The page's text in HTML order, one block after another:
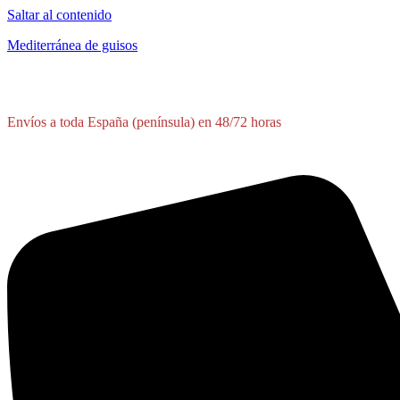
Saltar al contenido
Mediterránea de guisos
Envíos a toda España (península) en 48/72 horas